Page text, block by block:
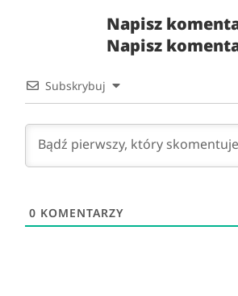
Napisz
Napisz
Subskrybuj
0 KOMENTARZY